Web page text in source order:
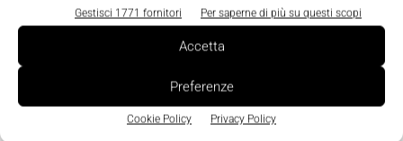
Gestisci 1771 fornitori Per saperne di più su questi scopi
Accetta
Preferenze
Cookie Policy Privacy Policy